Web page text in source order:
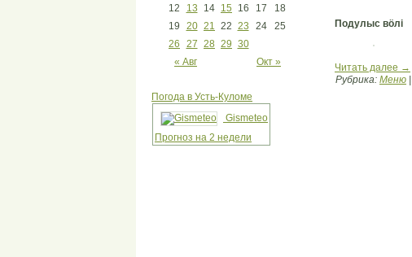
« Авг Окт »
12
13 14 15 16 17
18
19
20 21 22 23 24
25
26
27 28 29 30
Погода в Усть-Куломе
Gismeteo
Прогноз на 2 недели
Подулыс вöлi
Читать далее →
Рубрика: Меню